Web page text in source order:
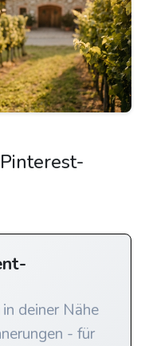
deiner Nähe
- für